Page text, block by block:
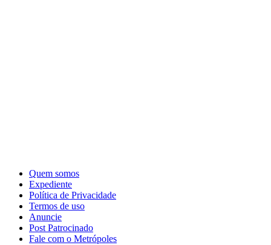
Quem somos
Expediente
Política de Privacidade
Termos de uso
Anuncie
Post Patrocinado
Fale com o Metrópoles